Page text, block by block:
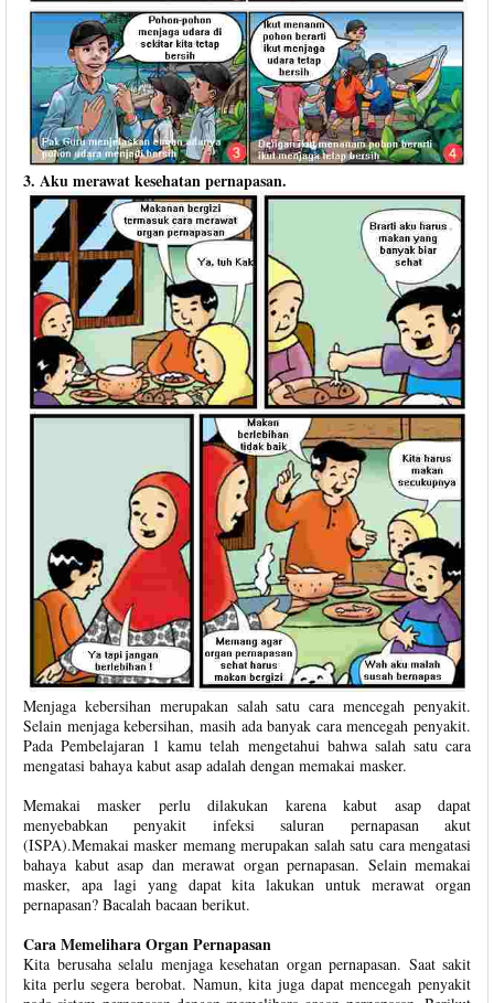
3. Aku merawat kesehatan pernapasan.
Menjaga kebersihan merupakan salah satu cara mencegah penyakit.
Selain menjaga kebersihan, masih ada banyak cara mencegah penyakit.
Pada Pembelajaran 1 kamu telah mengetahui bahwa salah satu cara
mengatasi bahaya kabut asap adalah dengan memakai masker.
Memakai masker perlu dilakukan karena kabut asap dapat
menyebabkan penyakit infeksi saluran pernapasan akut
(ISPA).Memakai masker memang merupakan salah satu cara mengatasi
bahaya kabut asap dan merawat organ pernapasan. Selain memakai
masker, apa lagi yang dapat kita lakukan untuk merawat organ
pernapasan? Bacalah bacaan berikut.
Cara Memelihara Organ Pernapasan
Kita berusaha selalu menjaga kesehatan organ pernapasan. Saat sakit
kita perlu segera berobat. Namun, kita juga dapat mencegah penyakit